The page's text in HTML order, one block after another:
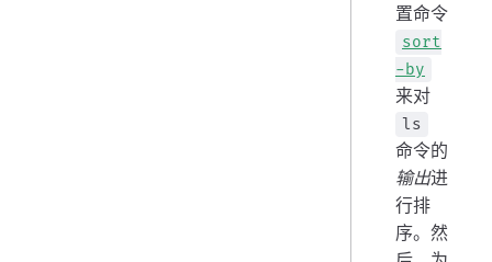
置命令
sort
-by
来对
ls
命令的
输出进
行排
序。然